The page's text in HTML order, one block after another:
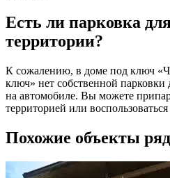
Есть ли парковка
территории?
К сожалению, в доме под ключ
ключ» нет собственной
на автомобиле. Вы можете
территорией или
Похожие объекты